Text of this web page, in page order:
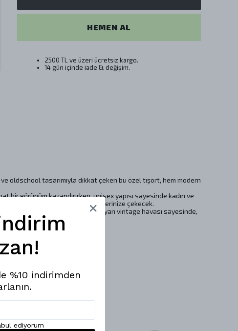
HEMEN AL
2500 TL ve üzeri ücretsiz kargo.
14 gün içinde iade & değişim.
oldschool tasarımıyla dikkat çeken bu özel tişört, hem modern
görünüm kazandırırken, unisex yapısı sayesinde kadın ve
sunarak her ortamda dikkatleri üzerinize çekecek.
Sokak modasına uyum sağlayan vintage havası sayesinde,
konuşturun.
%10 indirimden
ediyorum